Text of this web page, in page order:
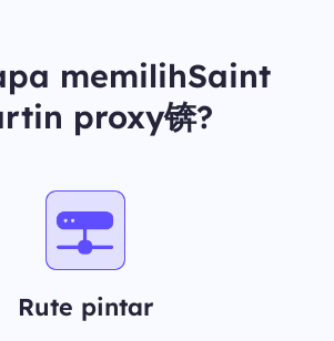
memilihSaint
proxy锛?
Rute pintar